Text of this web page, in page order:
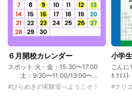
６月開校カレンダー
スポット 火・金：15:30〜17:00
土：9:30〜11:00/13:00〜
14:30/15:30〜17:00 レギュラー
火・金：15:30〜17:00 土：
#ひらめきの実験室へようこそ！
小学
こん
ｶ ｸｴｽﾄ
たいモ
#クリ